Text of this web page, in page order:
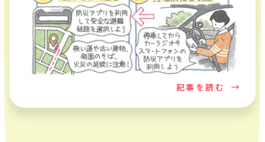
記事を読む →